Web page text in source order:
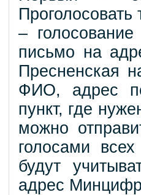
–
письмо на
Пресненская
ФИО, адрес
пункт, где
можно
голосами
будут
адрес